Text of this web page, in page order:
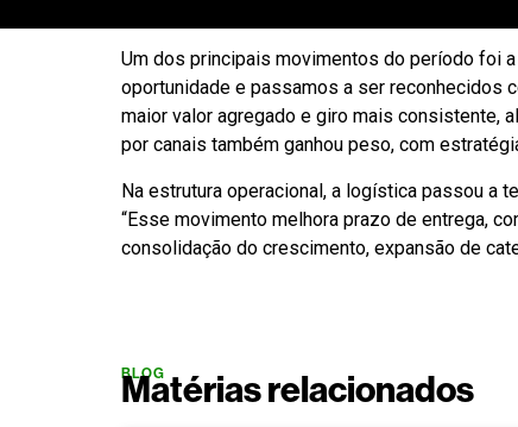
Um dos principais movimentos do período foi
oportunidade e passamos a ser reconhecidos
maior valor agregado e giro mais consistente,
por canais também ganhou peso, com
Na estrutura operacional, a logística passou a
“Esse movimento melhora prazo de entrega,
consolidação do crescimento, expansão de
BLOG
Matérias relacionados